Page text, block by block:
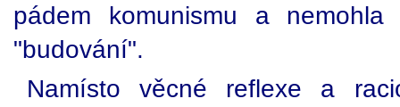
pádem komunismu a
"budování".
Namísto věcné reflexe a